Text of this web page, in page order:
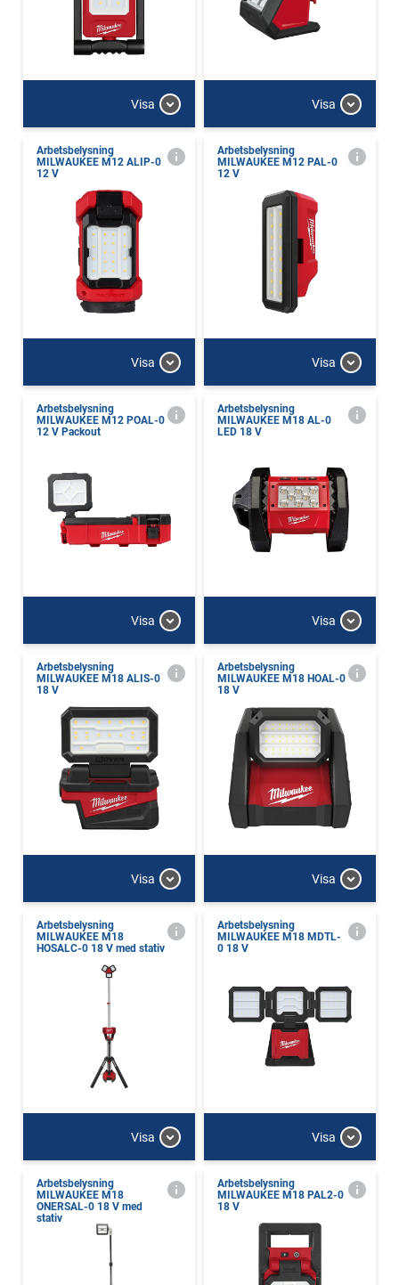
Visa Visa
Arbetsbelysning
MILWAUKEE M12 ALIP-0
12 V
Visa
Arbetsbelysning
MILWAUKEE M12 PAL-0
12 V
Visa
Arbetsbelysning
MILWAUKEE M12 POAL-0
12 V Packout
Visa
Arbetsbelysning
MILWAUKEE M18 AL-0
LED 18 V
Visa
Arbetsbelysning
MILWAUKEE M18 ALIS-0
18 V
Visa
Arbetsbelysning
MILWAUKEE M18 HOAL-0
18 V
Visa
Arbetsbelysning
MILWAUKEE M18
HOSALC-0 18 V med stativ
Visa
Arbetsbelysning
MILWAUKEE M18 MDTL-
0 18 V
Visa
Arbetsbelysning
MILWAUKEE M18
ONERSAL-0 18 V med
stativ
Arbetsbelysning
MILWAUKEE M18 PAL2-0
18 V